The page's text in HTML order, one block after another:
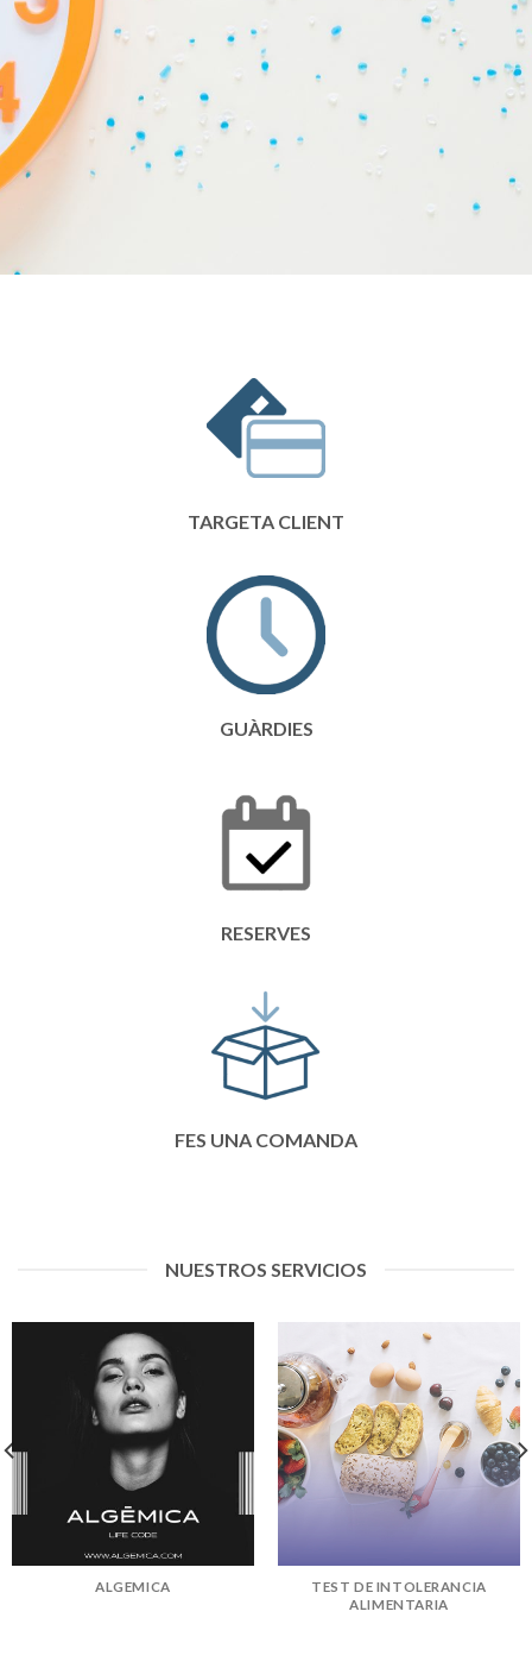
TARGETA CLIENT
GUÀRDIES
RESERVES
FES UNA COMANDA
NUESTROS SERVICIOS
ALGEMICA
TEST DE INTOLERANCIA
ALIMENTARIA